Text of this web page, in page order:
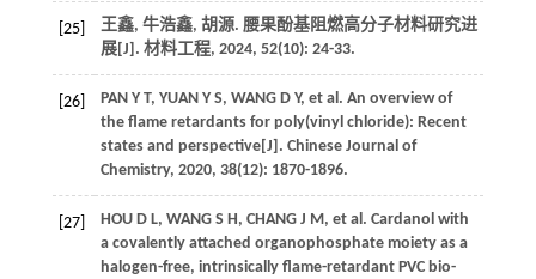
[25]
王鑫, 牛浩鑫, 胡源. 腰果酚基阻燃高分子材料研究进
展[J]. 材料工程, 2024, 52(10): 24-33.
[26] PAN Y T, YUAN Y S, WANG D Y, et al. An overview of
the flame retardants for poly(vinyl chloride): Recent
states and perspective[J]. Chinese Journal of
Chemistry, 2020, 38(12): 1870-1896.
[27] HOU D L, WANG S H, CHANG J M, et al. Cardanol with
a covalently attached organophosphate moiety as a
halogen-free, intrinsically flame-retardant PVC bio-